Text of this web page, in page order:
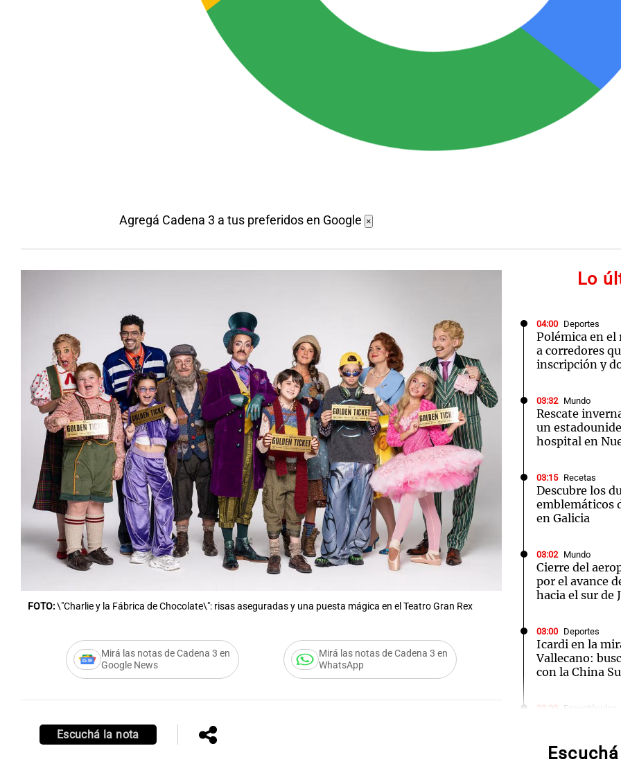
Agregá Cadena 3 a tus preferidos en Google ×
FOTO:\"Charlie y la Fábrica de Chocolate\": risas aseguradas y una puesta mágica en el Teatro Gran Rex
Mirá las notas de Cadena 3 en
Google News
Mirá las notas de Cadena 3 en
WhatsApp
Escuchá la nota
Lo
04:00 Deportes
Polémica en
a corredores
inscripción y
03:32 Mundo
Rescate
un
hospital en
03:15 Recetas
Descubre los
emblemáticos
en Galicia
03:02 Mundo
Cierre del
por el avance
hacia el sur de
03:00 Deportes
Icardi en la
Vallecano:
con la China
03:00 Espectáculos
Madrid
Audio.